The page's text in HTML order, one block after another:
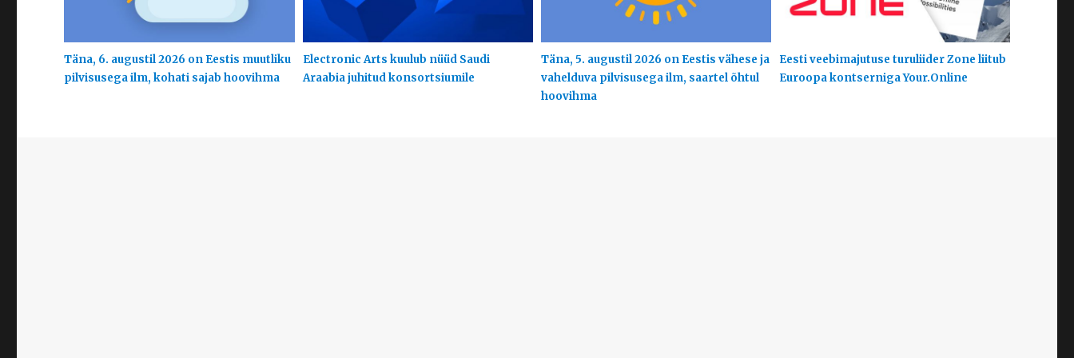
Täna, 6. augustil 2026 on Eestis muutliku
pilvisusega ilm, kohati sajab hoovihma
Electronic Arts kuulub nüüd Saudi
Araabia juhitud konsortsiumile
Täna, 5. augustil 2026 on Eestis vähese ja
vahelduva pilvisusega ilm, saartel õhtul
hoovihma
Eesti veebimajutuse turuliider Zone liitub
Euroopa kontserniga Your.Online